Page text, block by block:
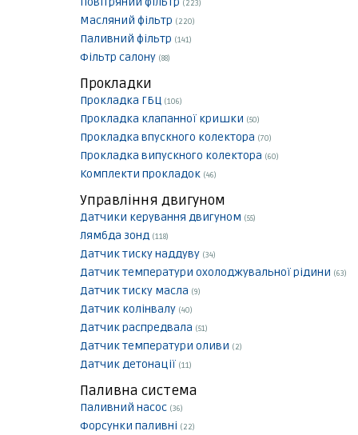
(223)
Масляний фільтр (220)
Паливний фільтр (141)
Фільтр салону (88)
Прокладки
Прокладка ГБЦ (106)
Прокладка клапанної кришки (50)
Прокладка впускного колектора (70)
Прокладка випускного колектора (60)
Комплекти прокладок (46)
Управління двигуном
Датчики керування двигуном (55)
Лямбда зонд (118)
Датчик тиску наддуву (34)
Датчик температури охолоджувальної рідини (63)
Датчик тиску масла (9)
Датчик колінвалу (40)
Датчик распредвала (51)
Датчик температури оливи (2)
Датчик детонації (11)
Паливна система
Паливний насос (36)
Форсунки паливні (22)